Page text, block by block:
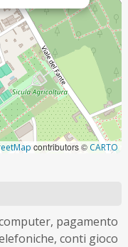
contributors © CARTO
pagamento
conti gioco